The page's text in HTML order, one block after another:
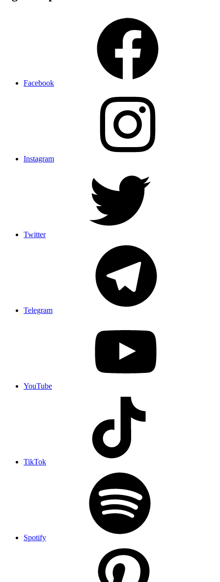
Facebook
Instagram
Twitter
Telegram
YouTube
TikTok
Spotify